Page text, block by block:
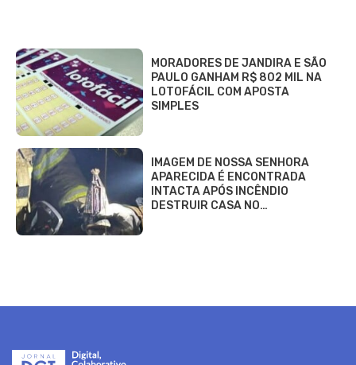
MORADORES DE JANDIRA E SÃO
PAULO GANHAM R$ 802 MIL NA
LOTOFÁCIL COM APOSTA
SIMPLES
IMAGEM DE NOSSA SENHORA
APARECIDA É ENCONTRADA
INTACTA APÓS INCÊNDIO
DESTRUIR CASA NO…